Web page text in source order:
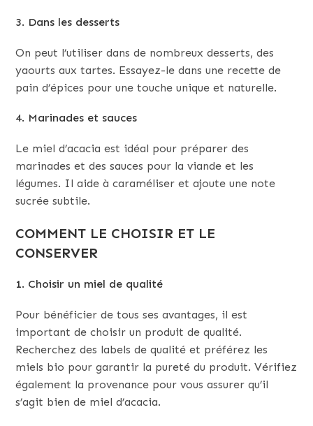
3. Dans les desserts
On peut l’utiliser dans de nombreux desserts, des
yaourts aux tartes. Essayez-le dans une recette de
pain d’épices pour une touche unique et naturelle.
4. Marinades et sauces
Le miel d’acacia est idéal pour préparer des
marinades et des sauces pour la viande et les
légumes. Il aide à caraméliser et ajoute une note
sucrée subtile.
COMMENT LE CHOISIR ET LE
CONSERVER
1. Choisir un miel de qualité
Pour bénéficier de tous ses avantages, il est
important de choisir un produit de qualité.
Recherchez des labels de qualité et préférez les
miels bio pour garantir la pureté du produit. Vérifiez
également la provenance pour vous assurer qu’il
s’agit bien de miel d’acacia.